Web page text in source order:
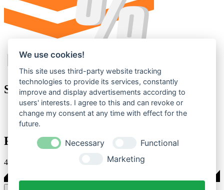
Statistik
2 Themen
3 Beiträge (0,01 Beiträge pro Tag)
Forum online seit …
4 Jahren, 6 Monaten, 6 Tagen, 16 Stunden und einer Minute
We use cookies!
This site uses third-party website tracking
technologies to provide its services, constantly
improve and display advertisements according to
users' interests. I agree to this and can revoke or
change my consent at any time with effect for the
future.
Necessary
Functional
Marketing